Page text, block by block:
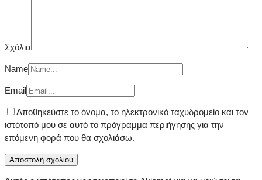
Σχόλια
Name
Email
Αποθηκεύστε το όνομα, το ηλεκτρονικό ταχυδρομείο και τον
ιστότοπό μου σε αυτό το πρόγραμμα περιήγησης για την
επόμενη φορά που θα σχολιάσω.